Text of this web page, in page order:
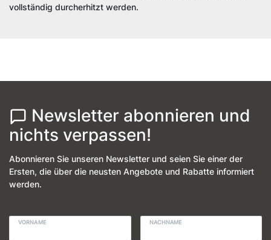
vollständig durcherhitzt werden.
Newsletter abonnieren und
nichts verpassen!
Abonnieren Sie unseren Newsletter und seien Sie einer der
Ersten, die über die neusten Angebote und Rabatte informiert
werden.
VORNAME NACHNAME